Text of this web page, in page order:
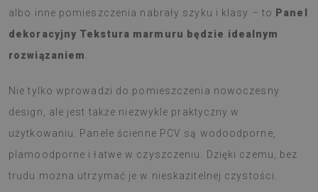
albo inne pomieszczenia nabrały szyku i klasy – to Panel
dekoracyjny Tekstura marmuru będzie idealnym
rozwiązaniem
Nie tylko wprowadzi do pomieszczenia nowoczesny
design, ale jest także niezwykle praktyczny w
użytkowaniu. Panele ścienne PCV są wodoodporne,
plamoodporne i łatwe w czyszczeniu. Dzięki czemu, bez
trudu można utrzymać je w nieskazitelnej czystości.